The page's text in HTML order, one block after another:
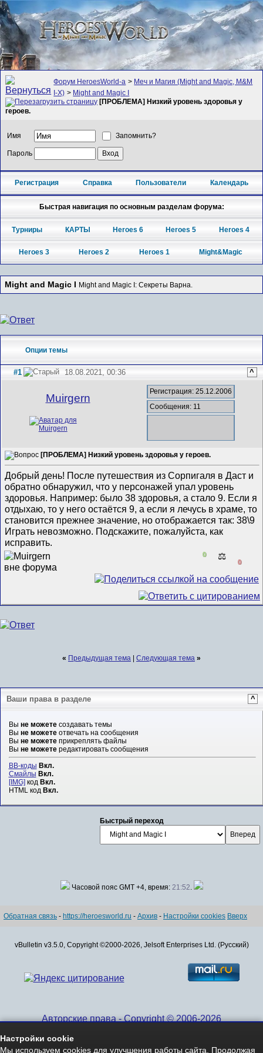
Форум HeroesWorld-а > Меч и Магия (Might and Magic, M&M
I-X) > Might and Magic I
[ПРОБЛЕМА] Низкий уровень здоровья у
героев.
Имя Запомнить?
Пароль
Регистрация Справка Пользователи Календарь
Быстрая навигация по основным разделам форума:
Турниры КАРТЫ Heroes 6 Heroes 5 Heroes 4
Heroes 3 Heroes 2 Heroes 1 Might&Magic
Might and Magic I Might and Magic I: Секреты Варна.
Опции темы
#1 18.08.2021, 00:36 ^
Muirgern
Регистрация: 25.12.2006
Сообщения: 11
[ПРОБЛЕМА] Низкий уровень здоровья у героев.
Добрый день! После путешествия из Сорпигаля в Даст и
обратно обнаружил, что у персонажей упал уровень
здоровья. Например: было 38 здоровья, а стало 9. Если я
отдыхаю, то у него остаётся 9, а если я лечусь в храме, то
становится прежнее значение, но отображается так: 38\9
Играть невозможно. Подскажите, пожалуйста, как
исправить.
0 ⚖️
0
« Предыдущая тема Следующая тема »
Ваши права в разделе ^
Вы не можетесоздавать темы
Вы не можетеотвечать на сообщения
Вы не можетеприкреплять файлы
Вы не можетередактировать сообщения
BB-коды Вкл.
Смайлы Вкл.
[IMG] код Вкл.
HTML код Вкл.
Быстрый переход
Часовой пояс GMT +4, время: 21:52
Обратная связь - https://heroesworld.ru - Архив - Настройки cookies Вверх
vBulletin v3.5.0, Copyright ©2000-2026, Jelsoft Enterprises Ltd. (Русский)
Авторские права - Copyright © 2006-2026
Настройки cookie
Мы используем cookies для улучшения работы сайта. Продолжая